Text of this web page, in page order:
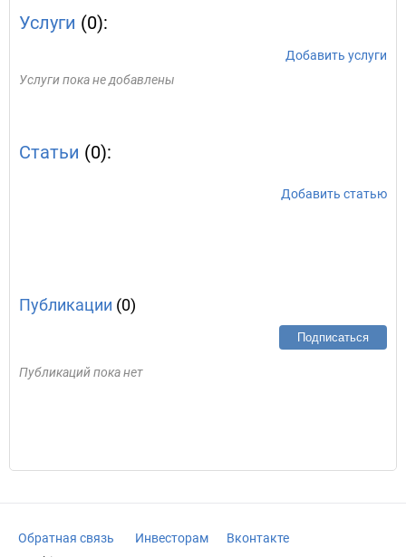
Услуги (0):
Добавить услуги
Услуги пока не добавлены
Статьи (0):
Добавить статью
Публикации (0)
Подписаться
Публикаций пока нет
Обратная связь Инвесторам
Вконтакте